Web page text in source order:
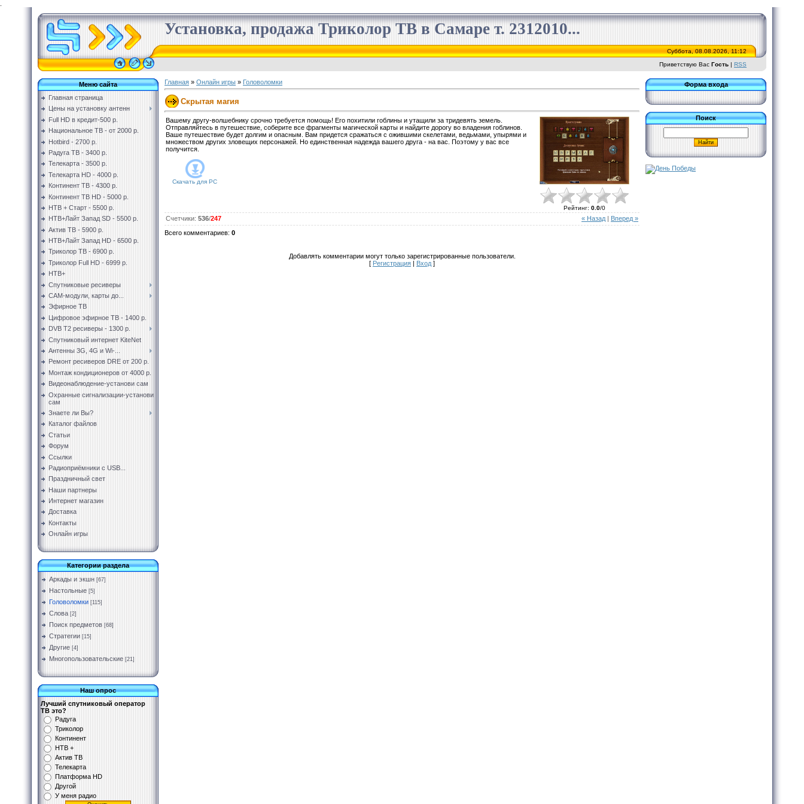
Установка, продажа Триколор ТВ в Самаре т. 2312010...
Суббота, 08.08.2026, 11:12
Приветствую Вас Гость | RSS
Меню сайта
Главная страница
Цены на установку антенн
Full HD в кредит-500 р.
Национальное ТВ - от 2000 р.
Hotbird - 2700 р.
Радуга ТВ - 3400 р.
Телекарта - 3500 р.
Телекарта HD - 4000 р.
Континент ТВ - 4300 р.
Континент ТВ HD - 5000 р.
НТВ + Старт - 5500 р.
НТВ+Лайт Запад SD - 5500 р.
Актив ТВ - 5900 р.
НТВ+Лайт Запад HD - 6500 р.
Триколор ТВ - 6900 р.
Триколор Full HD - 6999 р.
НТВ+
Спутниковые ресиверы
CAM-модули, карты до...
Эфирное ТВ
Цифровое эфирное ТВ - 1400 р.
DVB T2 ресиверы - 1300 р.
Спутниковый интернет KiteNet
Антенны 3G, 4G и Wi-...
Ремонт ресиверов DRE от 200 р.
Монтаж кондиционеров от 4000 р.
Видеонаблюдение-установи сам
Охранные сигнализации-установи
сам
Знаете ли Вы?
Каталог файлов
Статьи
Форум
Ссылки
Радиоприёмники с USB...
Праздничный свет
Наши партнеры
Интернет магазин
Доставка
Контакты
Онлайн игры
Категории раздела
Аркады и экшн [67]
Настольные [5]
Головоломки [115]
Слова [2]
Поиск предметов [68]
Стратегии [15]
Другие [4]
Многопользовательские [21]
Наш опрос
Лучший спутниковый оператор
ТВ это?
Радуга
Триколор
Континент
НТВ +
Актив ТВ
Телекарта
Платформа HD
Другой
У меня радио
Главная » Онлайн игры » Головоломки
Скрытая магия
Вашему другу-волшебнику срочно требуется помощь! Его похитили гоблины и утащили за тридевять земель.
Отправляйтесь в путешествие, соберите все фрагменты магической карты и найдите дорогу во владения гоблинов.
Ваше путешествие будет долгим и опасным. Вам придется сражаться с ожившими скелетами, ведьмами, упырями и
множеством других зловещих персонажей. Но единственная надежда вашего друга - на вас. Поэтому у вас все
получится.
Скачать для PC
Рейтинг: 0.0/0
« Назад Вперед »
Счетчики: 536/247
Всего комментариев: 0
Добавлять комментарии могут только зарегистрированные пользователи.
[ Регистрация Вход ]
Форма входа
Поиск